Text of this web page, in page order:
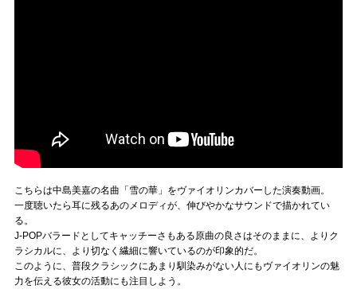
こちらは中島美嘉の名曲「雪の華」をヴァイオリンカバーした演奏動画。
一度聴いたら耳に残るあのメロディが、伸びやかなサウンドで描かれてい
る。
J-POPバラードとしてキャッチーさもある原曲の良さはそのままに、よりク
ラシカルに、より切なく繊細に響いているのが印象的だ。
このように、普段クラシックにあまり馴染みがない人にもヴァイオリンの魅
力を伝える彼女の活動にも注目しよう。